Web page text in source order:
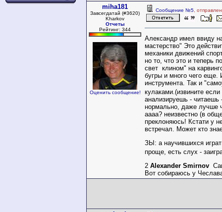
miha181
Завсегдатай (#3620)
Kharkov
Отчеты
Рейтинг: 344
Оценить сообщение!
Сообщение №5 ,
Александр имел ввиду
мастерство" Это
механики движений
но то, что это и теперь
свет клином" на
бугры и много чего еще.
инструмента. Так и
кулаками.(извините
анализируешь - читаешь
нормально, даже лучше
аааа? неизвестно (в
преклоняюсь! Кстати у
встречал. Может кто
ЗЫ: а научившихся
проще, есть слух -
2 Alexander Smirnov
Вот собираюсь у